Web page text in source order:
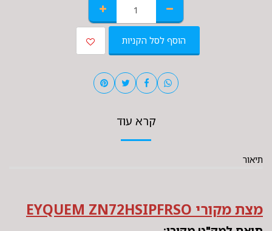
הוסף לסל הקניות
קרא עוד
תיאור
מצת מקורי EYQUEM ZN72HSIPFRSO